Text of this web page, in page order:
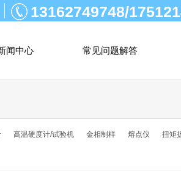
13162749748/
闻中心 常见问题解答
高温硬度计/试验机 金相制样 熔点仪 扭矩